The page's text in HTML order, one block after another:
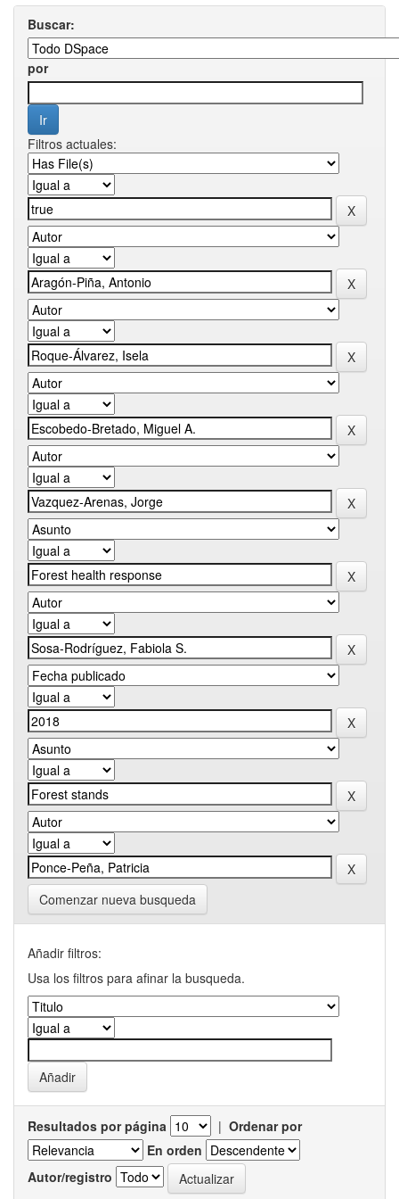
Buscar:
por
Filtros actuales:
Comenzar nueva busqueda
Añadir filtros:
Usa los filtros para afinar la busqueda.
Resultados por página | Ordenar por
En orden
Autor/registro